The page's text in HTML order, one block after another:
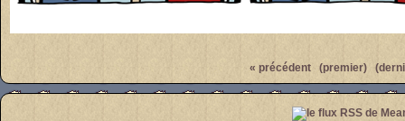
« précédent (premier)